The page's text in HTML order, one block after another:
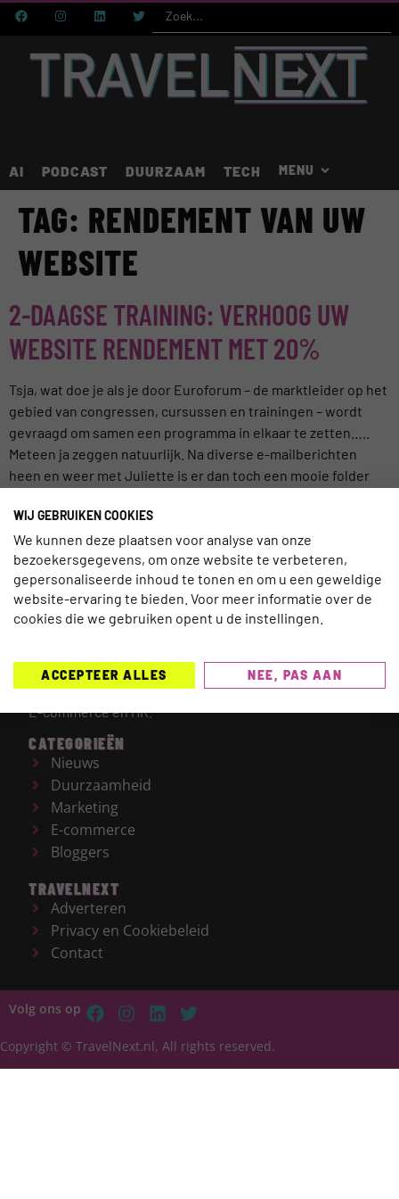
AI PODCAST DUURZAAM TECH
TAG: RENDEMENT VAN UW
WEBSITE
2-DAAGSE TRAINING: VERHOOG UW
WEBSITE RENDEMENT MET 20%
Tsja, wat doe je als je door Euroforum – de marktleider op het
gebied van congressen, cursussen en trainingen – wordt
gevraagd om samen een programma in elkaar te zetten…..
Meteen ja zeggen natuurlijk. Na diverse e-mailberichten
heen en weer met Juliette is er dan toch een mooie folder
TRAVELNEXT is hét leading kennisplatform voor de
gehele reisbranche, met een focus op de laatste
reismarkt.Onderwerpen die worden behandeld zijn
onder meer Technologie, Duurzaamheid, AI, Marketing,
E-commerce en HR.
CATEGORIEËN
Nieuws
Duurzaamheid
Marketing
E-commerce
Bloggers
TRAVELNEXT
Adverteren
Privacy en Cookiebeleid
Contact
Volg ons op
Copyright © TravelNext.nl, All rights reserved.
WIJ GEBRUIKEN COOKIES
We kunnen deze plaatsen voor analyse van onze
bezoekersgegevens, om onze website te verbeteren,
gepersonaliseerde inhoud te tonen en om u een geweldige
website-ervaring te bieden. Voor meer informatie over de
cookies die we gebruiken opent u de instellingen.
ACCEPTEER ALLES NEE, PAS AAN